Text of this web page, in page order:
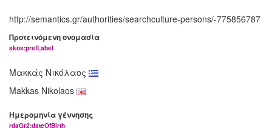
http://semantics.gr/authorities/searchculture-persons/-775856787
Προτεινόμενη ονομασία
skos:prefLabel
Μακκάς Νικόλαος
Makkas Nikolaos
Ημερομηνία γέννησης
rdaGr2:dateOfBirth